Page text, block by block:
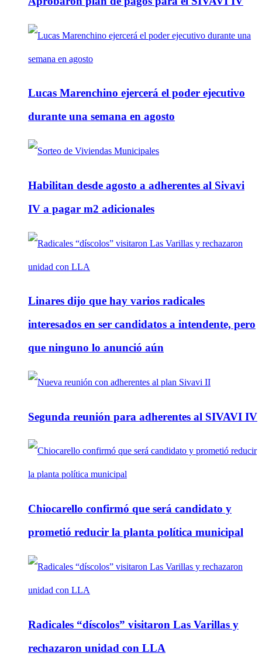
Lucas Marenchino ejercerá el poder ejecutivo
durante una semana en agosto
Habilitan desde agosto a adherentes al Sivavi
IV a pagar m2 adicionales
Linares dijo que hay varios radicales
interesados en ser candidatos a intendente, pero
que ninguno lo anunció aún
Segunda reunión para adherentes al SIVAVI IV
Chiocarello confirmó que será candidato y
prometió reducir la planta política municipal
Radicales “díscolos” visitaron Las Varillas y
rechazaron unidad con LLA